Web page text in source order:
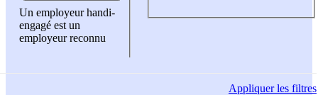
Un employeur handi-
engagé est un
employeur reconnu
Appliquerles filtres